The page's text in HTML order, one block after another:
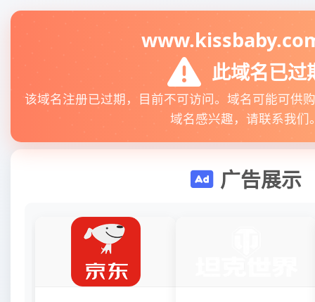
此域名已过
该域名注册已过期，目前不可访问。域名可能可供
域名感兴趣，请联系我们
广告展示